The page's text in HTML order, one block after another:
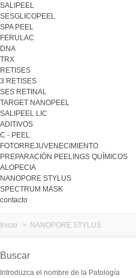
SALIPEEL
SESGLICOPEEL
SPA PEEL
FERULAC
DNA
TRX
RETISES
3 RETISES
SES RETINAL
TARGET NANOPEEL
SALIPEEL LIC
ADITIVOS
C - PEEL
FOTORREJUVENECIMIENTO
PREPARACIÓN PEELINGS QUÍMICOS
ALOPECIA
NANOPORE STYLUS
SPECTRUM MASK
contacto
Inicio > NANOPORE STYLUS
Buscar
Introduzca el nombre de la Patología